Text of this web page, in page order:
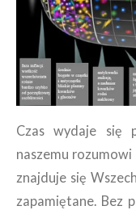
Czas wydaje się
naszemu
znajduje się
zapamiętane. Bez